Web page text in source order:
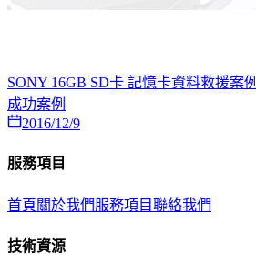
SONY 16GB SD卡 記憶卡資料救援案例
成功案例
2016/12/9
服務項目
首頁 關於我們服務項目聯絡我們
技術資源